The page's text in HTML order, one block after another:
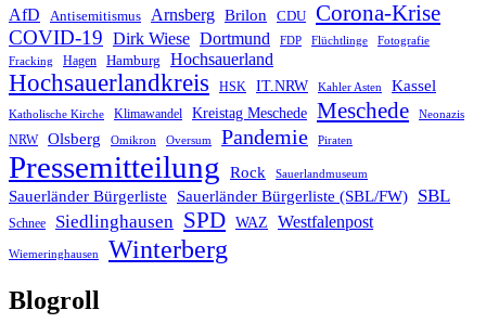
AfD Antisemitismus Arnsberg Brilon CDU Corona-Krise
COVID-19 Dirk Wiese Dortmund FDP Flüchtlinge
Fotografie
Fracking
Hagen Hamburg Hochsauerland
Hochsauerlandkreis HSK IT.NRW Kahler Asten Kassel
Katholische Kirche Klimawandel Kreistag Meschede Meschede Neonazis
NRW Olsberg Omikron Oversum Pandemie Piraten
Pressemitteilung Rock Sauerlandmuseum
Sauerländer Bürgerliste Sauerländer Bürgerliste (SBL/FW) SBL
Schnee Siedlinghausen SPD WAZ Westfalenpost
Wiemeringhausen Winterberg
Blogroll